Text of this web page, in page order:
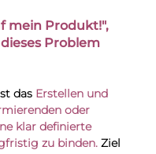
mein Produkt!",
Problem
das Erstellen und
oder
klar definierte
zu binden. Ziel